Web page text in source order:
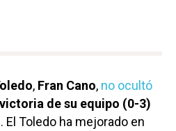
, Fran Cano, no ocultó
victoria de su equipo (0-3)
. El Toledo ha mejorado en